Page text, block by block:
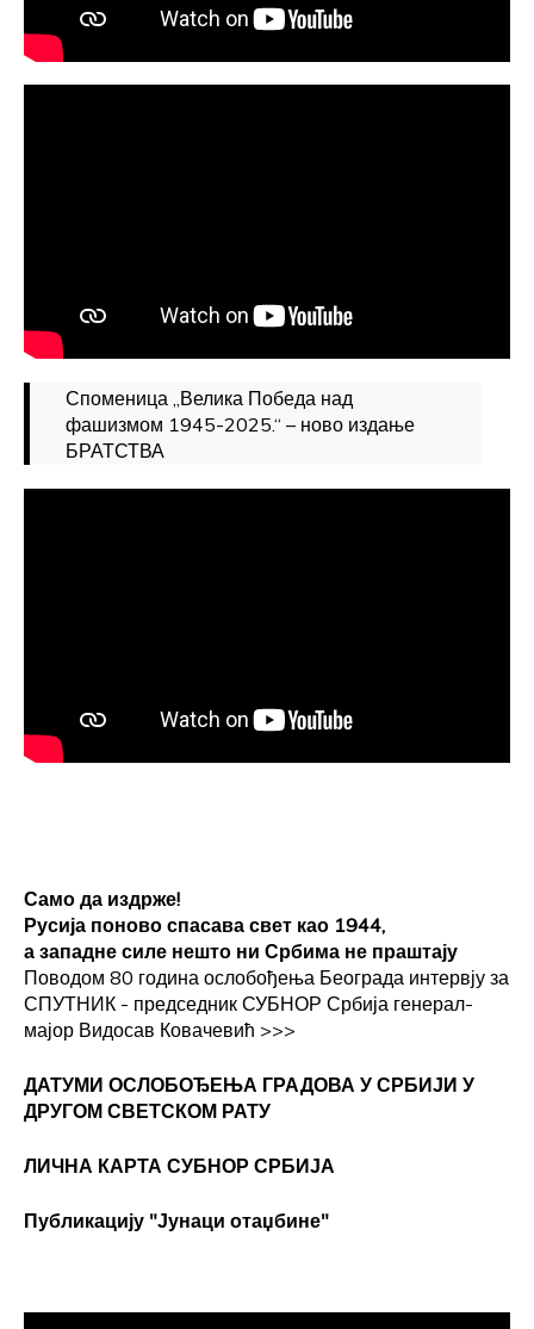
Споменица „Велика Победа над
фашизмом 1945-2025.“ – ново издање
БРАТСТВА
Само да издрже!
Русија поново спасава свет као 1944,
а западне силе нешто ни Србима не праштају
Поводом 80 година ослобођења Београда интервју за
СПУТНИК - председник СУБНОР Србија генерал-
мајор Видосав Ковачевић >>>
ДАТУМИ ОСЛОБОЂЕЊА ГРАДОВА У СРБИЈИ У
ДРУГОМ СВЕТСКОМ РАТУ
ЛИЧНА КАРТА СУБНОР СРБИЈА
Публикацију "Јунаци отаџбине"